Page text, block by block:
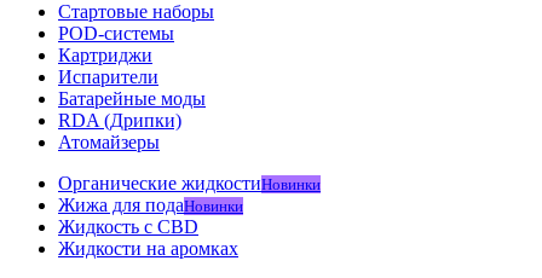
Стартовые наборы
POD-системы
Картриджи
Испарители
Батарейные моды
RDA (Дрипки)
Атомайзеры
Органические жидкостиНовинки
Жижа для подаНовинки
Жидкость с CBD
Жидкости на аромках